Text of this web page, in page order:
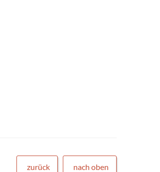
zurück nach oben